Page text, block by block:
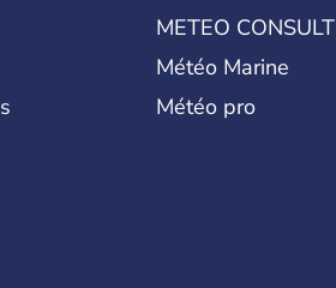
METEO CONSULT
Météo Marine
Météo pro